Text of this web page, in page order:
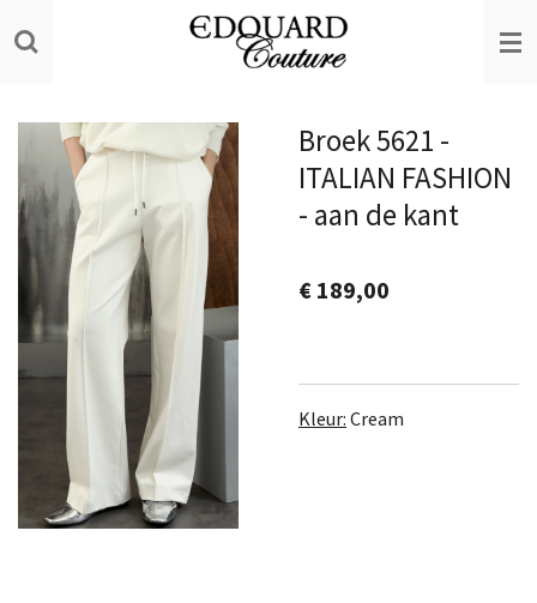
direct
hoofdinhoud
Broek 5621 -
ITALIAN FASHION
- aan de kant
€ 189,00
Kleur: Cream